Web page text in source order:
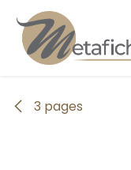
Se rendre au contenu
3 pages